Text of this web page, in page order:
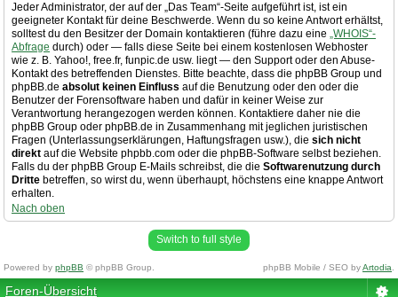
Jeder Administrator, der auf der „Das Team“-Seite aufgeführt ist, ist ein
geeigneter Kontakt für deine Beschwerde. Wenn du so keine Antwort erhältst,
solltest du den Besitzer der Domain kontaktieren (führe dazu eine „WHOIS“-
Abfrage durch) oder — falls diese Seite bei einem kostenlosen Webhoster
wie z. B. Yahoo!, free.fr, funpic.de usw. liegt — den Support oder den Abuse-
Kontakt des betreffenden Dienstes. Bitte beachte, dass die phpBB Group und
phpBB.de absolut keinen Einfluss auf die Benutzung oder den oder die
Benutzer der Forensoftware haben und dafür in keiner Weise zur
Verantwortung herangezogen werden können. Kontaktiere daher nie die
phpBB Group oder phpBB.de in Zusammenhang mit jeglichen juristischen
Fragen (Unterlassungserklärungen, Haftungsfragen usw.), die sich nicht
direkt auf die Website phpbb.com oder die phpBB-Software selbst beziehen.
Falls du der phpBB Group E-Mails schreibst, die die Softwarenutzung durch
Dritte betreffen, so wirst du, wenn überhaupt, höchstens eine knappe Antwort
erhalten.
Nach oben
Switch to full style
Powered by phpBB © phpBB Group. phpBB Mobile / SEO byArtodia
Foren-Übersicht